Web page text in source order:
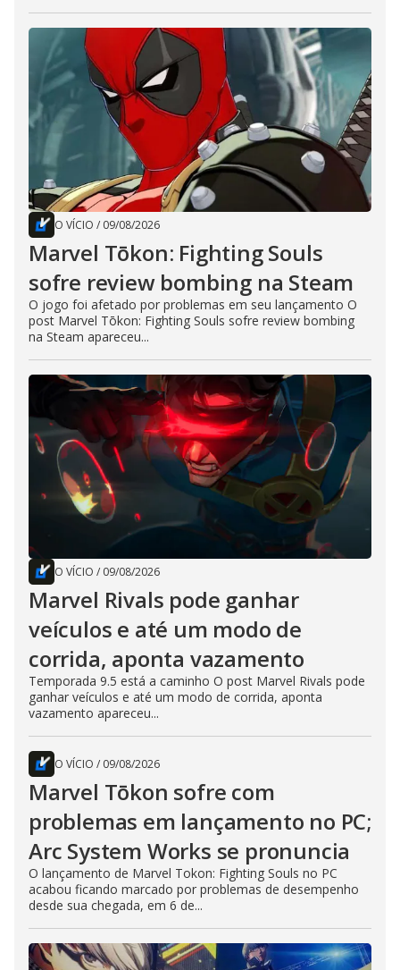
O VÍCIO / 09/08/2026
Marvel Tōkon: Fighting Souls
sofre review bombing na Steam
O jogo foi afetado por problemas em seu lançamento O
post Marvel Tōkon: Fighting Souls sofre review bombing
na Steam apareceu...
O VÍCIO / 09/08/2026
Marvel Rivals pode ganhar
veículos e até um modo de
corrida, aponta vazamento
Temporada 9.5 está a caminho O post Marvel Rivals pode
ganhar veículos e até um modo de corrida, aponta
vazamento apareceu...
O VÍCIO / 09/08/2026
Marvel Tōkon sofre com
problemas em lançamento no PC;
Arc System Works se pronuncia
O lançamento de Marvel Tokon: Fighting Souls no PC
acabou ficando marcado por problemas de desempenho
desde sua chegada, em 6 de...